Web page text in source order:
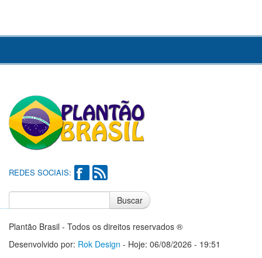
REDES SOCIAIS:
Buscar
Plantão Brasil - Todos os direitos reservados ®
Desenvolvido por: Rok Design - Hoje: 06/08/2026 - 19:51